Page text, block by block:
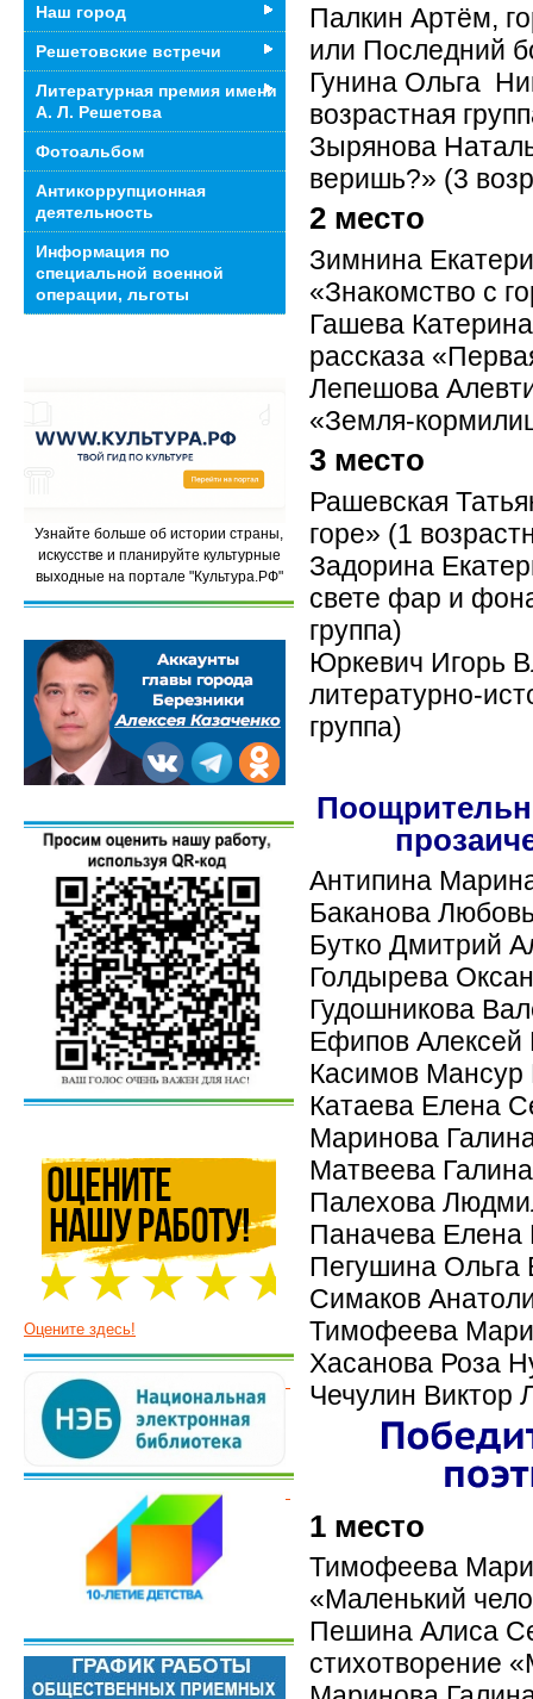
Палкин Артём,
или Последний
Гунина Ольга
возрастная
Зырянова
веришь?» (3
2 место
Зимнина
«Знакомство с
Гашева
рассказа
Лепешова
«Земля-
3 место
Рашевская
горе» (1
Задорина
свете фар и
группа)
Юркевич Игорь
литературно-
группа)
Антипина
Баканова
Бутко Дмитрий
Голдырева
Гудошникова
Ефипов Алексей
Касимов Мансур
Катаева Елена
Маринова
Матвеева
Палехова
Паначева Елена
Пегушина Ольга
Симаков
Тимофеева
Хасанова Роза
Чечулин Виктор
1 место
Тимофеева
«Маленький
Пешина Алиса
стихотворение
Наш город
Решетовские встречи
Литературная премия имени
А. Л. Решетова
Фотоальбом
Антикоррупционная
деятельность
Информация по
специальной военной
операции, льготы
Узнайте больше об истории страны,
искусстве и планируйте культурные
выходные на портале "Культура.РФ"
Оцените здесь!